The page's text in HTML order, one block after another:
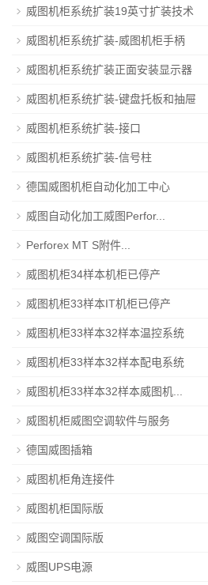
威图机柜系统扩装19英寸扩装技术
威图机柜系统扩装-威图机柜手柄
威图机柜系统扩装正面安装显示器
威图机柜系统扩装-键盘托板和抽屉
威图机柜系统扩装-接口
威图机柜系统扩装-信号柱
德国威图机柜自动化加工中心
威图自动化加工威图Perfor...
Perforex MT S附件...
威图机柜34样本机柜已停产
威图机柜33样本IT机柜已停产
威图机柜33样本32样本温控系统
威图机柜33样本32样本配电系统
威图机柜33样本32样本威图机...
威图机柜威图空调软件与服务
德国威图插箱
威图机柜角连接件
威图机柜国际版
威图空调国际版
威图UPS电源